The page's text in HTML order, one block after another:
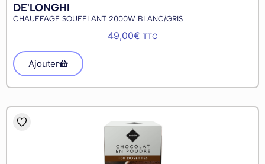
DE'LONGHI
CHAUFFAGE SOUFFLANT 2000W BLANC/GRIS
49,00€ TTC
Ajouter